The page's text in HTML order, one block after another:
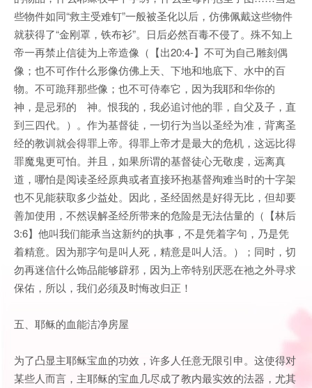
些物件如同“救主受难钉”一般被圣化以后，仿佛佩戴这些物件
就获得了“金刚罩，铁布衫”。日后必然百毒不侵了。殊不知上
帝一再禁止信徒为上帝造像（【出20:4-】不可为自己雕刻偶
像；也不可作什么形像仿佛上天、下地和地底下、水中的百
物。不可跪拜那些像；也不可侍奉它，因为我耶和华你的
神，是忌邪的 神。恨我的，我必追讨他的罪，自父及子，直
到三四代。）。作为基督徒，一切行为当以圣经为准，背离圣
经的教训就会得罪上帝。得罪上帝才是最大的危机，这远比得
罪魔鬼更可怕。并且，如果所谓的基督徒心无敬虔，远离真
道，哪怕是阅读圣经原典或者直接环抱基督殉难当时的十字架
也不见能获取多少益处。因此，圣经固然是好得无比，但却要
善加使用，不然误解圣经所带来的危险是无法估量的（【林后
3:6】他叫我们能承当这新约的执事，不是凭着字句，乃是凭
着精意。因为那字句是叫人死，精意是叫人活。）；同时，切
勿再迷信什么饰品能够辟邪，因为上帝特别厌恶在祂之外寻求
保佑，所以，我们必须及时悔改归正！
五、耶稣的血能洁净房屋
为了凸显主耶稣宝血的功效，许多人任意无限引申。这使得对
某些人而言，主耶稣的宝血几尽成了教内最实效的法器，尤其